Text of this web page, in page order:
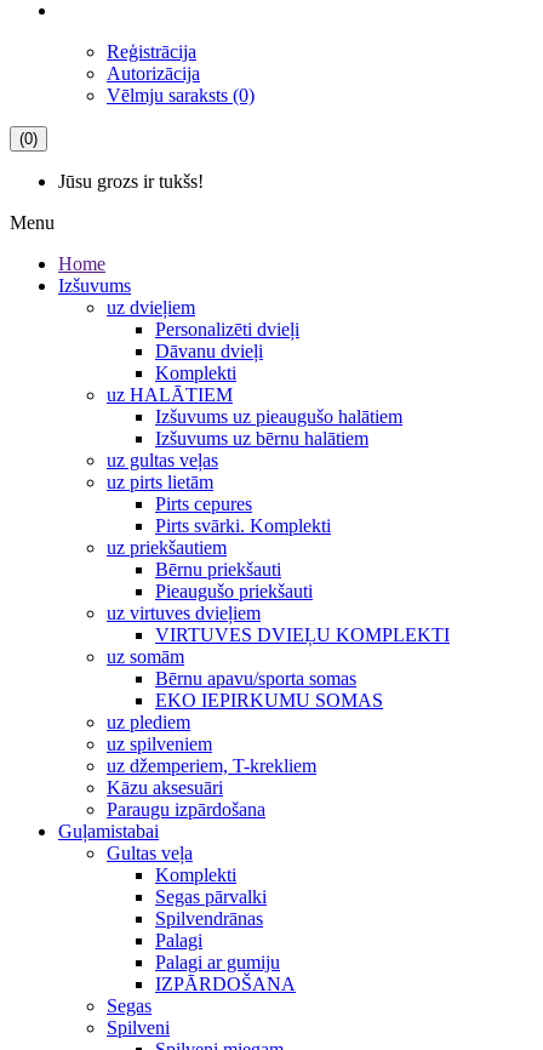
Reģistrācija
Autorizācija
Vēlmju saraksts (0)
(0)
Jūsu grozs ir tukšs!
Menu
Home
Izšuvums
uz dvieļiem
Personalizēti dvieļi
Dāvanu dvieļi
Komplekti
uz HALĀTIEM
Izšuvums uz pieaugušo halātiem
Izšuvums uz bērnu halātiem
uz gultas veļas
uz pirts lietām
Pirts cepures
Pirts svārki. Komplekti
uz priekšautiem
Bērnu priekšauti
Pieaugušo priekšauti
uz virtuves dvieļiem
VIRTUVES DVIEĻU KOMPLEKTI
uz somām
Bērnu apavu/sporta somas
EKO IEPIRKUMU SOMAS
uz plediem
uz spilveniem
uz džemperiem, T-krekliem
Kāzu aksesuāri
Paraugu izpārdošana
Guļamistabai
Gultas veļa
Komplekti
Segas pārvalki
Spilvendrānas
Palagi
Palagi ar gumiju
IZPĀRDOŠANA
Segas
Spilveni